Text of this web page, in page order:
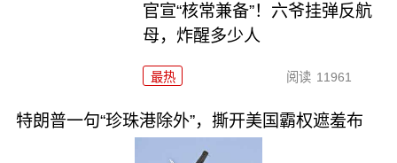
官宣“核常兼备”！六爷挂弹反航
母，炸醒多少人
最热 阅读 11961
特朗普一句“珍珠港除外”，撕开美国霸权遮羞布